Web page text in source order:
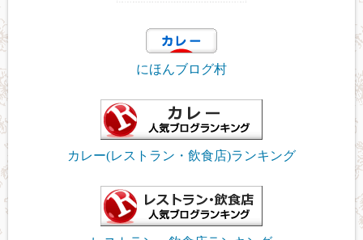
にほんブログ村
カレー(レストラン・飲食店)ランキング